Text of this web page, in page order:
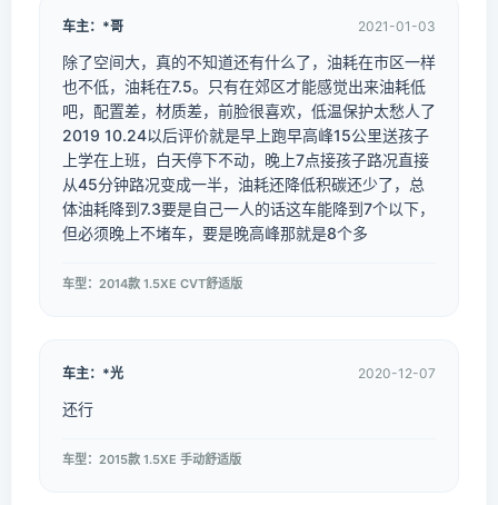
车主：*哥 2021-01-03
除了空间大，真的不知道还有什么了，油耗在市区一样
也不低，油耗在7.5。只有在郊区才能感觉出来油耗低
吧，配置差，材质差，前脸很喜欢，低温保护太愁人了
2019 10.24以后评价就是早上跑早高峰15公里送孩子
上学在上班，白天停下不动，晚上7点接孩子路况直接
从45分钟路况变成一半，油耗还降低积碳还少了，总
体油耗降到7.3要是自己一人的话这车能降到7个以下，
但必须晚上不堵车，要是晚高峰那就是8个多
车型：2014款 1.5XE CVT舒适版
车主：*光 2020-12-07
还行
车型：2015款 1.5XE 手动舒适版